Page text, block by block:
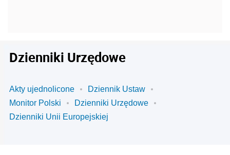
Dzienniki Urzędowe
Akty ujednolicone
Dziennik Ustaw
Monitor Polski
Dzienniki Urzędowe
Dzienniki Unii Europejskiej